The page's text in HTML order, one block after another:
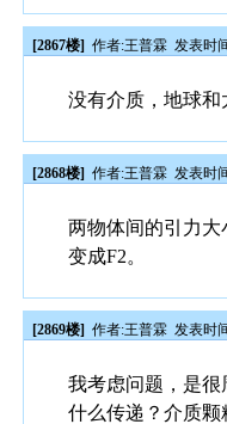
[2867楼] 作者:王普霖 发表时
没有介质，地球
[2868楼] 作者:王普霖 发表时
两物体间的引力
变成F2。
[2869楼] 作者:王普霖 发表时
我考虑问题，是
什么传递？介质